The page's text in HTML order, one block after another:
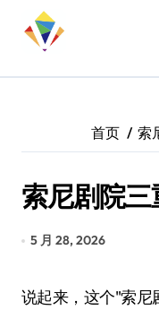
首页 索
索尼剧院
5 月 28, 2026
说起来，这个"索尼剧院三重奏"到底值不值得升级，